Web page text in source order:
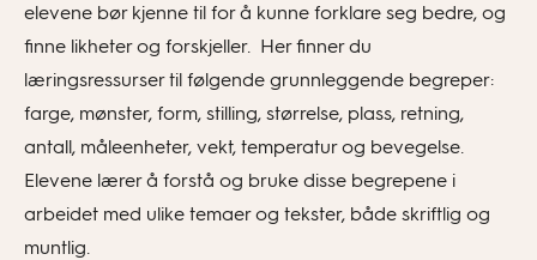
elevene bør kjenne til for å kunne forklare seg bedre, og
finne likheter og forskjeller. Her finner du
læringsressurser til følgende grunnleggende begreper:
farge, mønster, form, stilling, størrelse, plass, retning,
antall, måleenheter, vekt, temperatur og bevegelse.
Elevene lærer å forstå og bruke disse begrepene i
arbeidet med ulike temaer og tekster, både skriftlig og
muntlig.